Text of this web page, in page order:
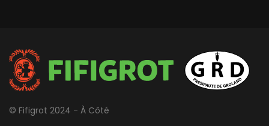
© Fifigrot 2024 - À Côté